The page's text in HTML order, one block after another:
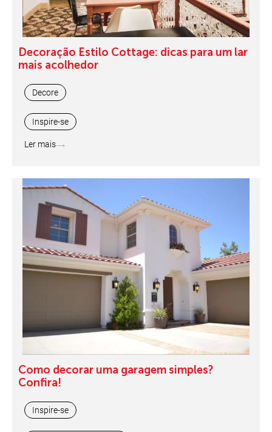
Decoração Estilo Cottage: dicas para um lar
mais acolhedor
Decore
Inspire-se
Ler mais
Como decorar uma garagem simples?
Confira!
Inspire-se